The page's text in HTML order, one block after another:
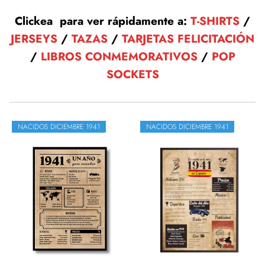
Clickea para ver rápidamente a: T-SHIRTS /
JERSEYS / TAZAS / TARJETAS FELICITACIÓN
/ LIBROS CONMEMORATIVOS/ POP
SOCKETS
NACIDOS DICIEMBRE 1941 NACIDOS DICIEMBRE 1941